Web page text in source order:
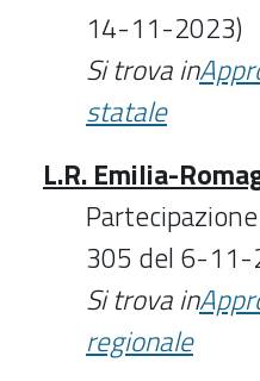
14-11-2023)
Si trova in
statale
L.R. Emilia-
305 del 6-11-
Si trova in
regionale